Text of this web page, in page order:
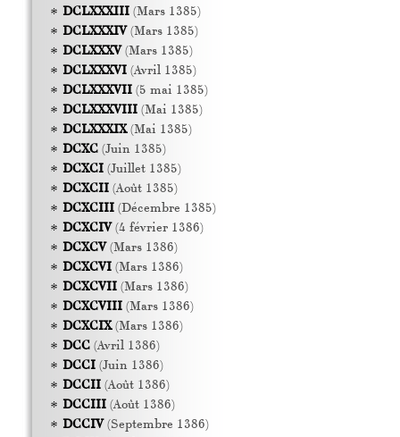
DCLXXXIII(Mars 1385)
DCLXXXIV(Mars 1385)
DCLXXXV(Mars 1385)
DCLXXXVI(Avril 1385)
DCLXXXVII(5 mai 1385)
DCLXXXVIII(Mai 1385)
DCLXXXIX(Mai 1385)
DCXC(Juin 1385)
DCXCI(Juillet 1385)
DCXCII(Août 1385)
DCXCIII(Décembre 1385)
DCXCIV(4 février 1386)
DCXCV(Mars 1386)
DCXCVI(Mars 1386)
DCXCVII(Mars 1386)
DCXCVIII(Mars 1386)
DCXCIX(Mars 1386)
DCC(Avril 1386)
DCCI(Juin 1386)
DCCII(Août 1386)
DCCIII(Août 1386)
DCCIV(Septembre 1386)